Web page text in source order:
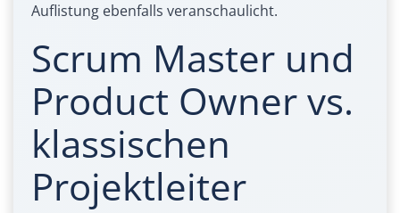
Auflistung ebenfalls veranschaulicht.
Scrum Master und
Product Owner vs.
klassischen
Projektleiter